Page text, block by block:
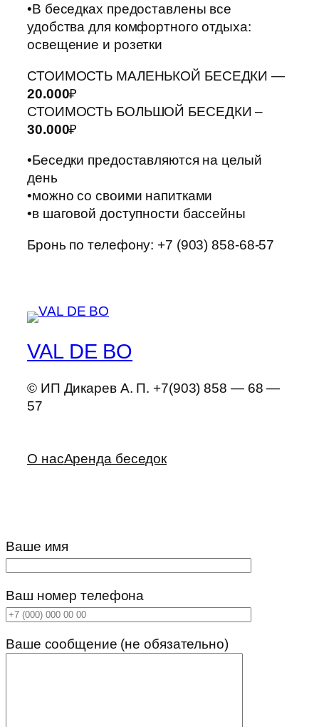
•В беседках предоставлены все
удобства для комфортного отдыха:
освещение и розетки
СТОИМОСТЬ МАЛЕНЬКОЙ БЕСЕДКИ —
20.000₽
СТОИМОСТЬ БОЛЬШОЙ БЕСЕДКИ –
30.000₽
•Беседки предоставляются на целый
день
•можно со своими напитками
•в шаговой доступности бассейны
Бронь по телефону: +7 (903) 858-68-57
VAL DE BO
© ИП Дикарев А. П. +7(903) 858 — 68 —
57
О насАренда беседок
Ваше имя
Ваш номер телефона
Ваше сообщение (не обязательно)